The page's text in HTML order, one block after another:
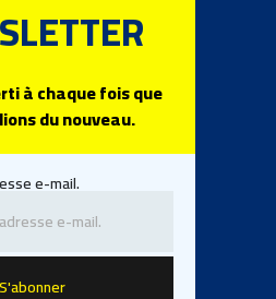
à chaque fois que
du nouveau.
e-mail.